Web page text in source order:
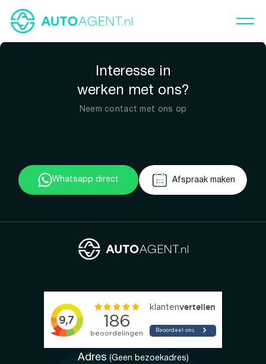
Interesse in
werken met ons?
Neem contact met ons op
Whatsapp direct Afspraak maken
Adres (Geen bezoekadres)